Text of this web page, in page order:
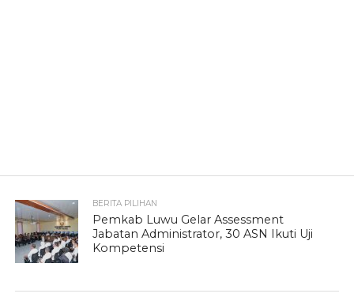
BERITA PILIHAN
Pemkab Luwu Gelar Assessment
Jabatan Administrator, 30 ASN Ikuti Uji
Kompetensi